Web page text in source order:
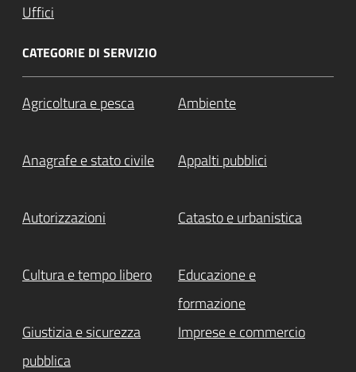
Uffici
CATEGORIE DI SERVIZIO
Agricoltura e pesca Ambiente
Anagrafe e stato civile Appalti pubblici
Autorizzazioni Catasto e urbanistica
Cultura e tempo libero
Educazione e
formazione
Giustizia e sicurezza
pubblica
Imprese e commercio